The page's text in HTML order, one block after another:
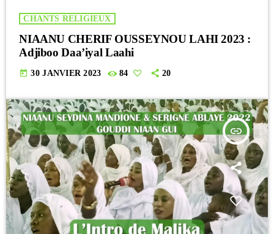
CHANTS RELIGIEUX
NIAANU CHERIF OUSSEYNOU LAHI 2023 :
Adjiboo Daa’iyal Laahi
today 30 JANVIER 2023 84 20
insert_link